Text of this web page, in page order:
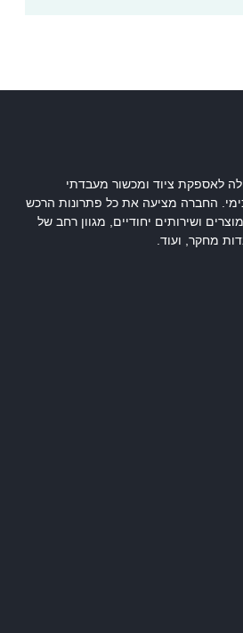
לאספקת ציוד ומכשור מעבדתי
החברה מציעה את כל פתרונות הרכש
ושירותים יחודיים, מגוון רחב של
מחקר, ועוד.